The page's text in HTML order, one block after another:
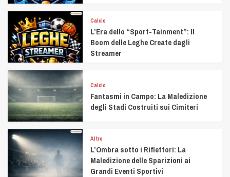
Calcio
L’Era dello “Sport-Tainment”: Il
Boom delle Leghe Create dagli
Streamer
Calcio
Fantasmi in Campo: La Maledizione
degli Stadi Costruiti sui Cimiteri
Altro
L’Ombra sotto i Riflettori: La
Maledizione delle Sparizioni ai
Grandi Eventi Sportivi